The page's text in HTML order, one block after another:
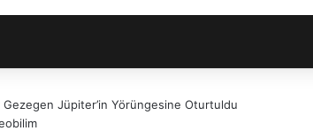
Gezegen Jüpiter’in Yörüngesine Oturtuldu